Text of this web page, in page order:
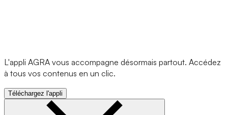
L'appli AGRA vous accompagne désormais partout. Accédez
à tous vos contenus en un clic.
Téléchargez l'appli